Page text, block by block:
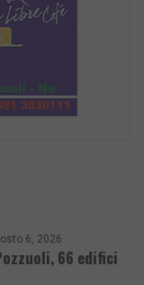
6, 2026
66 edifici